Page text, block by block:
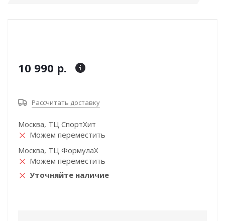
10 990 р.
Рассчитать доставку
Москва, ТЦ СпортХит
Можем переместить
Москва, ТЦ ФормулаХ
Можем переместить
Уточняйте наличие